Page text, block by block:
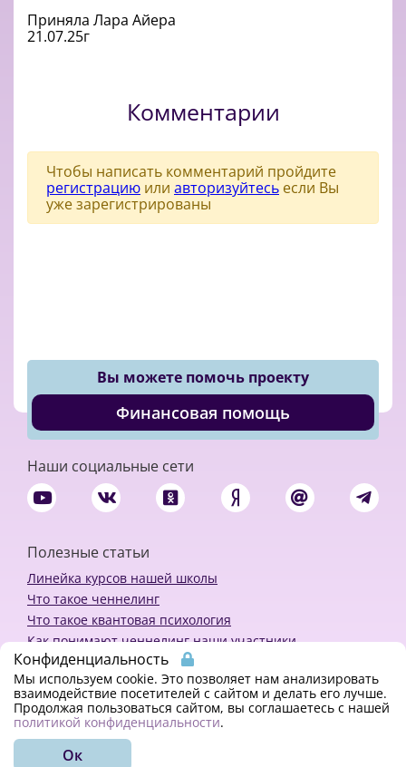
Приняла Лара Айера
21.07.25г
Комментарии
Чтобы написать комментарий пройдите
регистрацию или авторизуйтесь если Вы
уже зарегистрированы
Вы можете помочь проекту
Финансовая помощь
Наши социальные сети
Полезные статьи
Линейка курсов нашей школы
Что такое ченнелинг
Что такое квантовая психология
Как понимают ченнелинг наши участники
Политика конфиденциальности
Закажи ченнелинг
Конфиденциальность
Мы используем cookie. Это позволяет нам анализировать
взаимодействие посетителей с сайтом и делать его лучше.
Продолжая пользоваться сайтом, вы соглашаетесь с нашей
политикой конфиденциальности.
Ок